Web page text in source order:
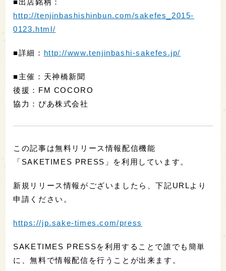
http://tenjinbashishinbun.com/sakefes_2015-
0123.html/
■詳細： http://www.tenjinbashi-sakefes.jp/
■主催：天神橋新聞
後援：FM COCORO
協力：ぴあ株式会社
この記事は無料リリース情報配信機能
「SAKETIMES PRESS」を利用しています。
新規リリース情報がございましたら、下記URLより
申請ください。
https://jp.sake-times.com/press
SAKETIMES PRESSを利用することで誰でも簡単
に、無料で情報配信を行うことが出来ます。